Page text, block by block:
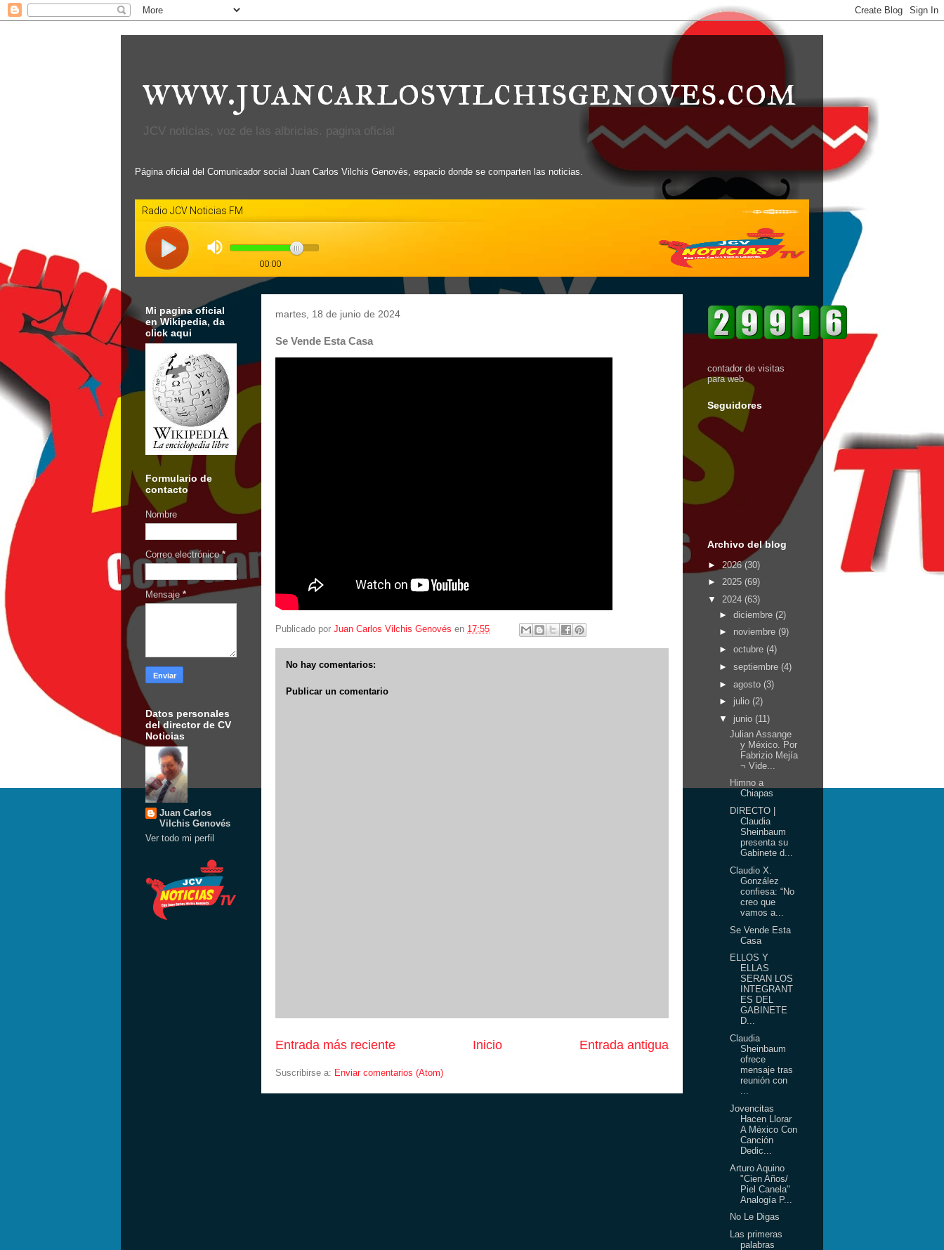
www.juancarlosvilchisgenoves.com
JCV noticias, voz de las albricias. pagina oficial
Página oficial del Comunicador social Juan Carlos Vilchis Genovés, espacio donde se comparten las noticias.
martes, 18 de junio de 2024
Se Vende Esta Casa
Publicado por Juan Carlos Vilchis Genovés en 17:55
No hay comentarios:
Publicar un comentario
Entrada más reciente Entrada antigua
Inicio
Suscribirse a: Enviar comentarios (Atom)
Mi pagina oficial
en Wikipedia, da
click aqui
Formulario de
contacto
Nombre
Correo electrónico*
Mensaje *
Datos personales
del director de CV
Noticias
Juan Carlos
Vilchis Genovés
Ver todo mi perfil
contador de visitas
para web
Seguidores
Archivo del blog
► 2026(30)
► 2025 (69)
▼ 2024 (63)
► diciembre (2)
► noviembre (9)
► octubre (4)
► septiembre (4)
► agosto (3)
► julio (2)
▼ junio (11)
Julian Assange
y México. Por
Fabrizio Mejía
¬ Vide...
Himno a
Chiapas
DIRECTO |
Claudia
Sheinbaum
presenta su
Gabinete d...
Claudio X.
González
confiesa: “No
creo que
vamos a...
Se Vende Esta
Casa
ELLOS Y
ELLAS
SERAN LOS
INTEGRANT
ES DEL
GABINETE
D...
Claudia
Sheinbaum
ofrece
mensaje tras
reunión con
...
Jovencitas
Hacen Llorar
A México Con
Canción
Dedic...
Arturo Aquino
"Cien Años/
Piel Canela"
Analogía P...
No Le Digas
Las primeras
palabras